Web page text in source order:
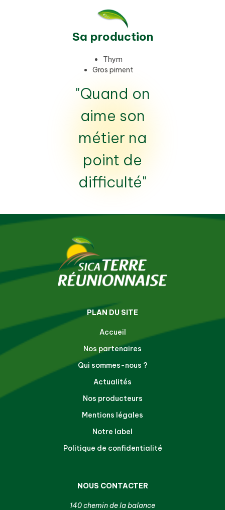
Sa production
Thym
Gros piment
"Quand on
aime son
métier na
point de
difficulté"
PLAN DU SITE
Accueil
Nos partenaires
Qui sommes-nous ?
Actualités
Nos producteurs
Mentions légales
Notre label
Politique de confidentialité
NOUS CONTACTER
140 chemin de la balance